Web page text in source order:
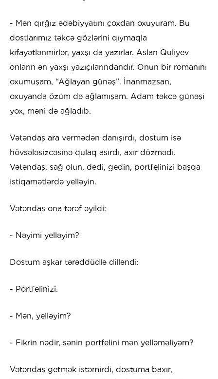
- Mən qırğız ədəbiyyatını çoxdan oxuyuram. Bu
dostlarımız təkcə gözlərini qıymaqla
kifayətlənmirlər, yaxşı da yazırlar. Aslan Quliyev
onların ən yaxşı yazıçılarındandır. Onun bir romanını
oxumuşam, “Ağlayan günəş”. İnanmazsan,
oxuyanda özüm də ağlamışam. Adam təkcə günəşi
yox, məni də ağladıb.
Vətəndaş ara vermədən danışırdı, dostum isə
hövsələsizcəsinə qulaq asırdı, axır dözmədi.
Vətəndaş, sağ olun, dedi, gedin, portfelinizi başqa
istiqamətlərdə yelləyin.
Vətəndaş ona tərəf əyildi:
- Nəyimi yelləyim?
Dostum aşkar tərəddüdlə dilləndi:
- Portfelinizi.
- Mən, yelləyim?
- Fikrin nədir, sənin portfelini mən yelləməliyəm?
Vətəndaş getmək istəmirdi, dostuma baxır,